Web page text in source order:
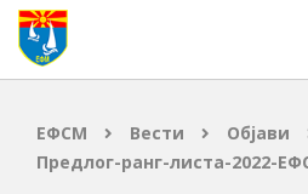
ЕФСМ Вести Објави
Предлог-ранг-листа-2022-